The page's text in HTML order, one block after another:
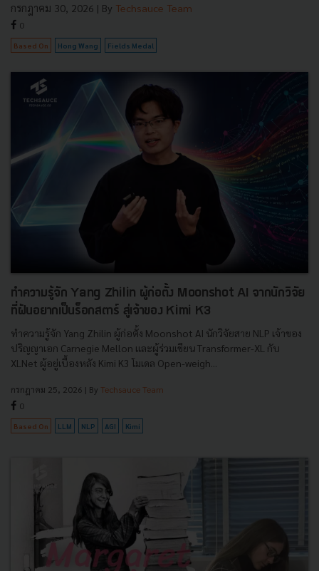
กรกฎาคม 30, 2026 | By Techsauce Team
0
Based On Hong Wang Fields Medal
ทำความรู้จัก Yang Zhilin ผู้ก่อตั้ง Moonshot AI จากนักวิจัย
ที่ฝันอยากเป็นร็อกสตาร์ สู่เจ้าของ Kimi K3
ทำความรู้จัก Yang Zhilin ผู้ก่อตั้ง Moonshot AI นักวิจัยสาย NLP เจ้าของ
ปริญญาเอก Carnegie Mellon และผู้ร่วมเขียน Transformer-XL กับ
XLNet ผู้อยู่เบื้องหลัง Kimi K3 โมเดล Open-weigh...
กรกฎาคม 25, 2026 | By Techsauce Team
0
Based On LLM NLP AGI Kimi